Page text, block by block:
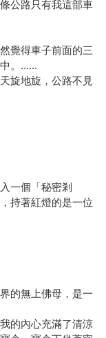
公路只有我這部車
覺得車子前面的三
。......
旋地旋，公路不見
一個「秘密剎
持著紅燈的是一位
的無上佛母，是一
的內心充滿了清涼